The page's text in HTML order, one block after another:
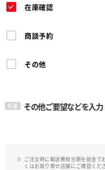
在庫確認
商談予約
その他
任意 その他ご要望などを入力
ご注文時に輸送費相当額を前金で
くはお取り寄せ店舗にご確認くだ